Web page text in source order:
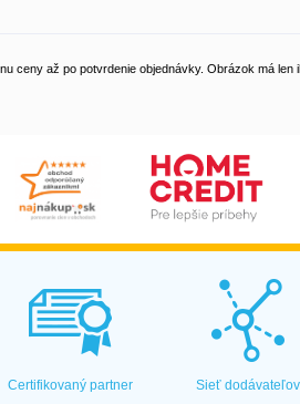
ceny až po potvrdenie objednávky. Obrázok má len
Certifikovaný partner Sieť dodávateľov